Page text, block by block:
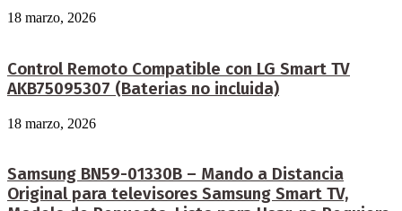
18 marzo, 2026
Control Remoto Compatible con LG Smart TV
AKB75095307 (Baterias no incluida)
18 marzo, 2026
Samsung BN59-01330B – Mando a Distancia
Original para televisores Samsung Smart TV,